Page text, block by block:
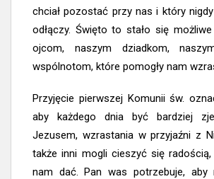
chciał pozostać przy nas i który
odłączy. Święto to stało się
ojcom, naszym dziadkom,
wspólnotom, które pomogły nam
Przyjęcie pierwszej Komunii św.
aby każdego dnia być bardziej
Jezusem, wzrastania w przyjaźni z
także inni mogli cieszyć się
nam dać. Pan was potrzebuje, aby